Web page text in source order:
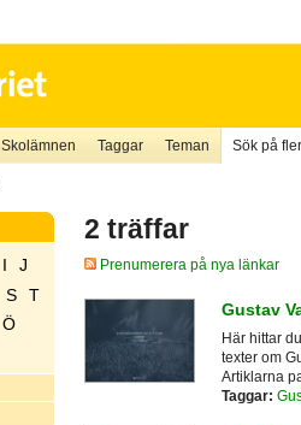
Skolämnen Taggar Teman Sök på
I
J
S
T
Ö
2 träffar
Prenumerera på nya länkar
Gustav
Här hittar
texter om
Artiklarna
Taggar: